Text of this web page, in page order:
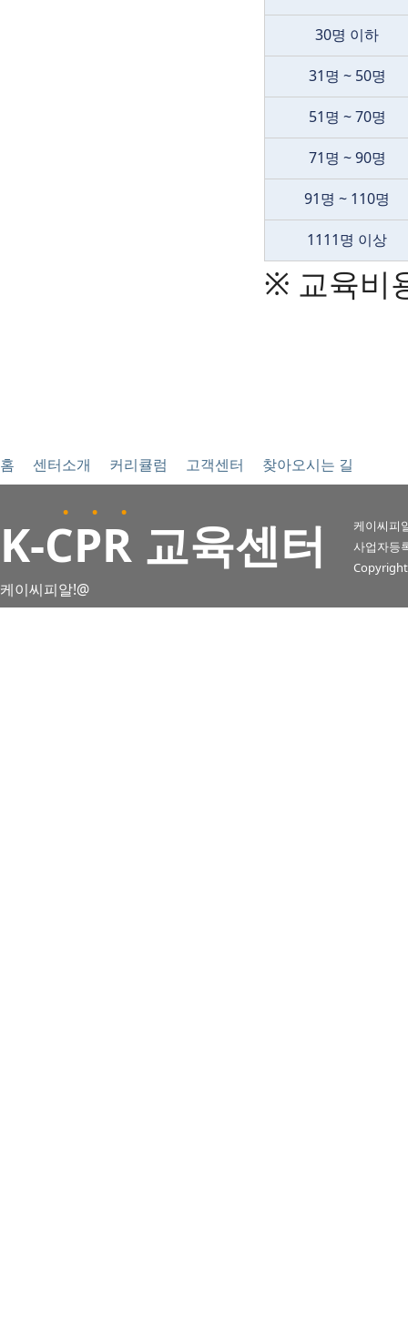
30명 이하
31명 ~ 50명
51명 ~ 70명
71명 ~ 90명
91명 ~ 110명
1111명 이상
※ 교육비
홈 센터소개 커리큘럼 고객센터 찾아오시는 길
. . .
K-CPR 교육센터
케이씨피
사업자등
케이씨피알!@